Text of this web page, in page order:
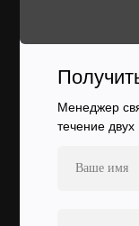
Менеджер
течение двух